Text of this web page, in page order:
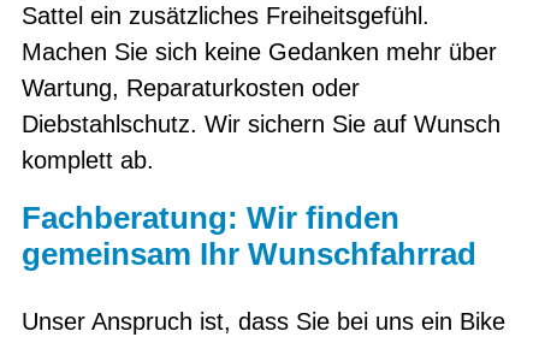
Sattel ein zusätzliches Freiheitsgefühl.
Machen Sie sich keine Gedanken mehr über
Wartung, Reparaturkosten oder
Diebstahlschutz. Wir sichern Sie auf Wunsch
komplett ab.
Fachberatung: Wir finden
gemeinsam Ihr Wunschfahrrad
Unser Anspruch ist, dass Sie bei uns ein Bike